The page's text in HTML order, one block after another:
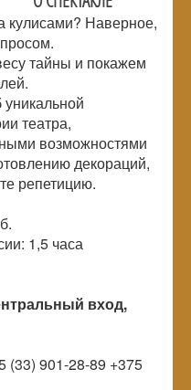
кулисами? Наверное,
тайны и покажем
уникальной
театра,
возможностями
декораций,
репетицию.
1,5 часа
вход,
(33) 901-28-89 +375